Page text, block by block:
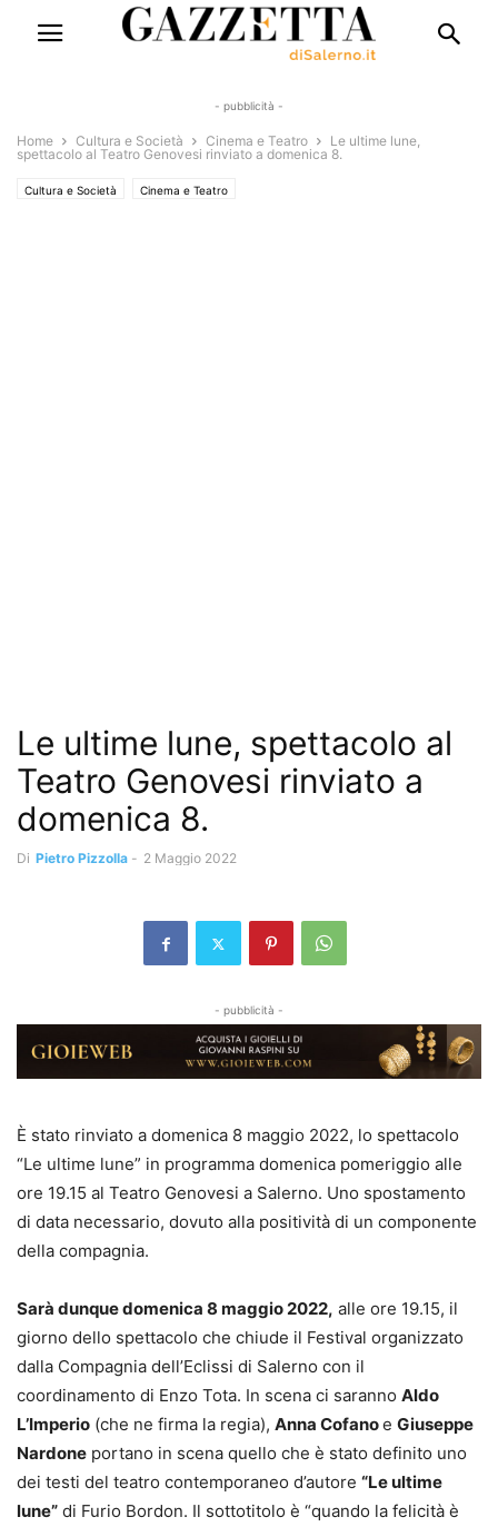
- pubblicità -
Home Cultura e Società Cinema e Teatro
Le ultime lune,
spettacolo al Teatro Genovesi rinviato a domenica 8.
Cultura e Società Cinema e Teatro
Le ultime lune, spettacolo al
Teatro Genovesi rinviato a
domenica 8.
Di Pietro Pizzolla - 2 Maggio 2022
- pubblicità -
È stato rinviato a domenica 8 maggio 2022, lo spettacolo
“Le ultime lune” in programma domenica pomeriggio alle
ore 19.15 al Teatro Genovesi a Salerno. Uno spostamento
di data necessario, dovuto alla positività di un componente
della compagnia.
Sarà dunque domenica 8 maggio 2022, alle ore 19.15, il
giorno dello spettacolo che chiude il Festival organizzato
dalla Compagnia dell’Eclissi di Salerno con il
coordinamento di Enzo Tota. In scena ci saranno Aldo
L’Imperio (che ne firma la regia), Anna Cofanoe Giuseppe
Nardone portano in scena quello che è stato definito uno
dei testi del teatro contemporaneo d’autore “Le ultime
lune” di Furio Bordon. Il sottotitolo è “quando la felicità è